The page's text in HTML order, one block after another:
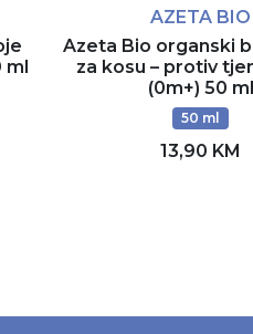
ml
AZETA BIO
Azeta Bio organski
za kosu – protiv
(0m+) 50 ml
50 ml
13,90 KM